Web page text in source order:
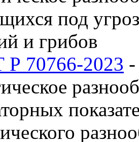
под
и грибов
70766-2023